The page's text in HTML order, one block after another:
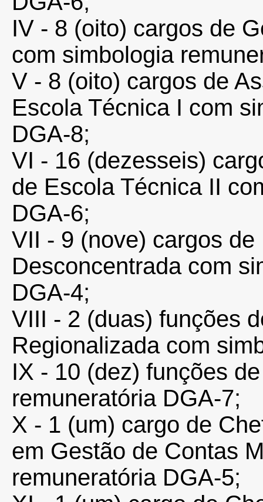
IV - 8 (oito) cargos de
com simbologia
V - 8 (oito) cargos de
Escola Técnica I com
DGA-8;
VI - 16 (dezesseis)
de Escola Técnica II
DGA-6;
VII - 9 (nove) cargos
Desconcentrada com
DGA-4;
VIII - 2 (duas) funções
Regionalizada com
IX - 10 (dez) funções
remuneratória DGA-7;
X - 1 (um) cargo de
em Gestão de Contas
remuneratória DGA-5;